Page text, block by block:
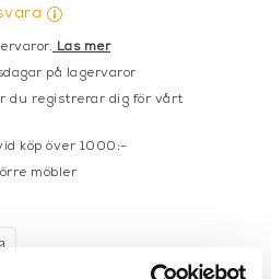
Läs mer
på lagervaror
du registrerar dig för vårt
köp över 1000:-
möbler